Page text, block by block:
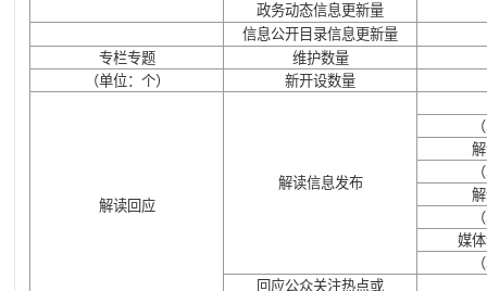
政务动态信息更新量
信息公开目录信息更新量
专栏专题
维护数量
（单位：个）
新开设数量
解读回应
解读信息发布
媒
回应公众关注热点或